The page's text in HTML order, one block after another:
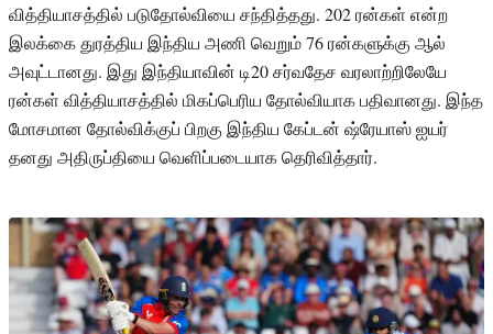
வித்தியாசத்தில் படுதோல்வியை சந்தித்தது. 202 ரன்கள் என்ற
இலக்கை துரத்திய இந்திய அணி வெறும் 76 ரன்களுக்கு ஆல்
அவுட்டானது. இது இந்தியாவின் டி20 சர்வதேச வரலாற்றிலேயே
ரன்கள் வித்தியாசத்தில் மிகப்பெரிய தோல்வியாக பதிவானது. இந்த
மோசமான தோல்விக்குப் பிறகு இந்திய கேப்டன் ஷ்ரேயாஸ் ஐயர்
தனது அதிருப்தியை வெளிப்படையாக தெரிவித்தார்.